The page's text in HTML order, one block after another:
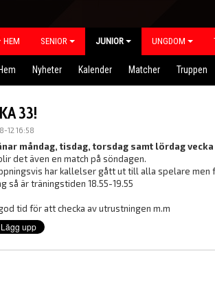
HEM SENIOR JUNIOR UNGDOM
Hem Nyheter Kalender Matcher Truppen
33!
12 16:58
måndag, tisdag, torsdag samt lördag vecka
det även en match på söndagen.
har kallelser gått ut till alla spelare men
så är träningstiden 18.55-19.55
tid för att checka av utrustningen m.m